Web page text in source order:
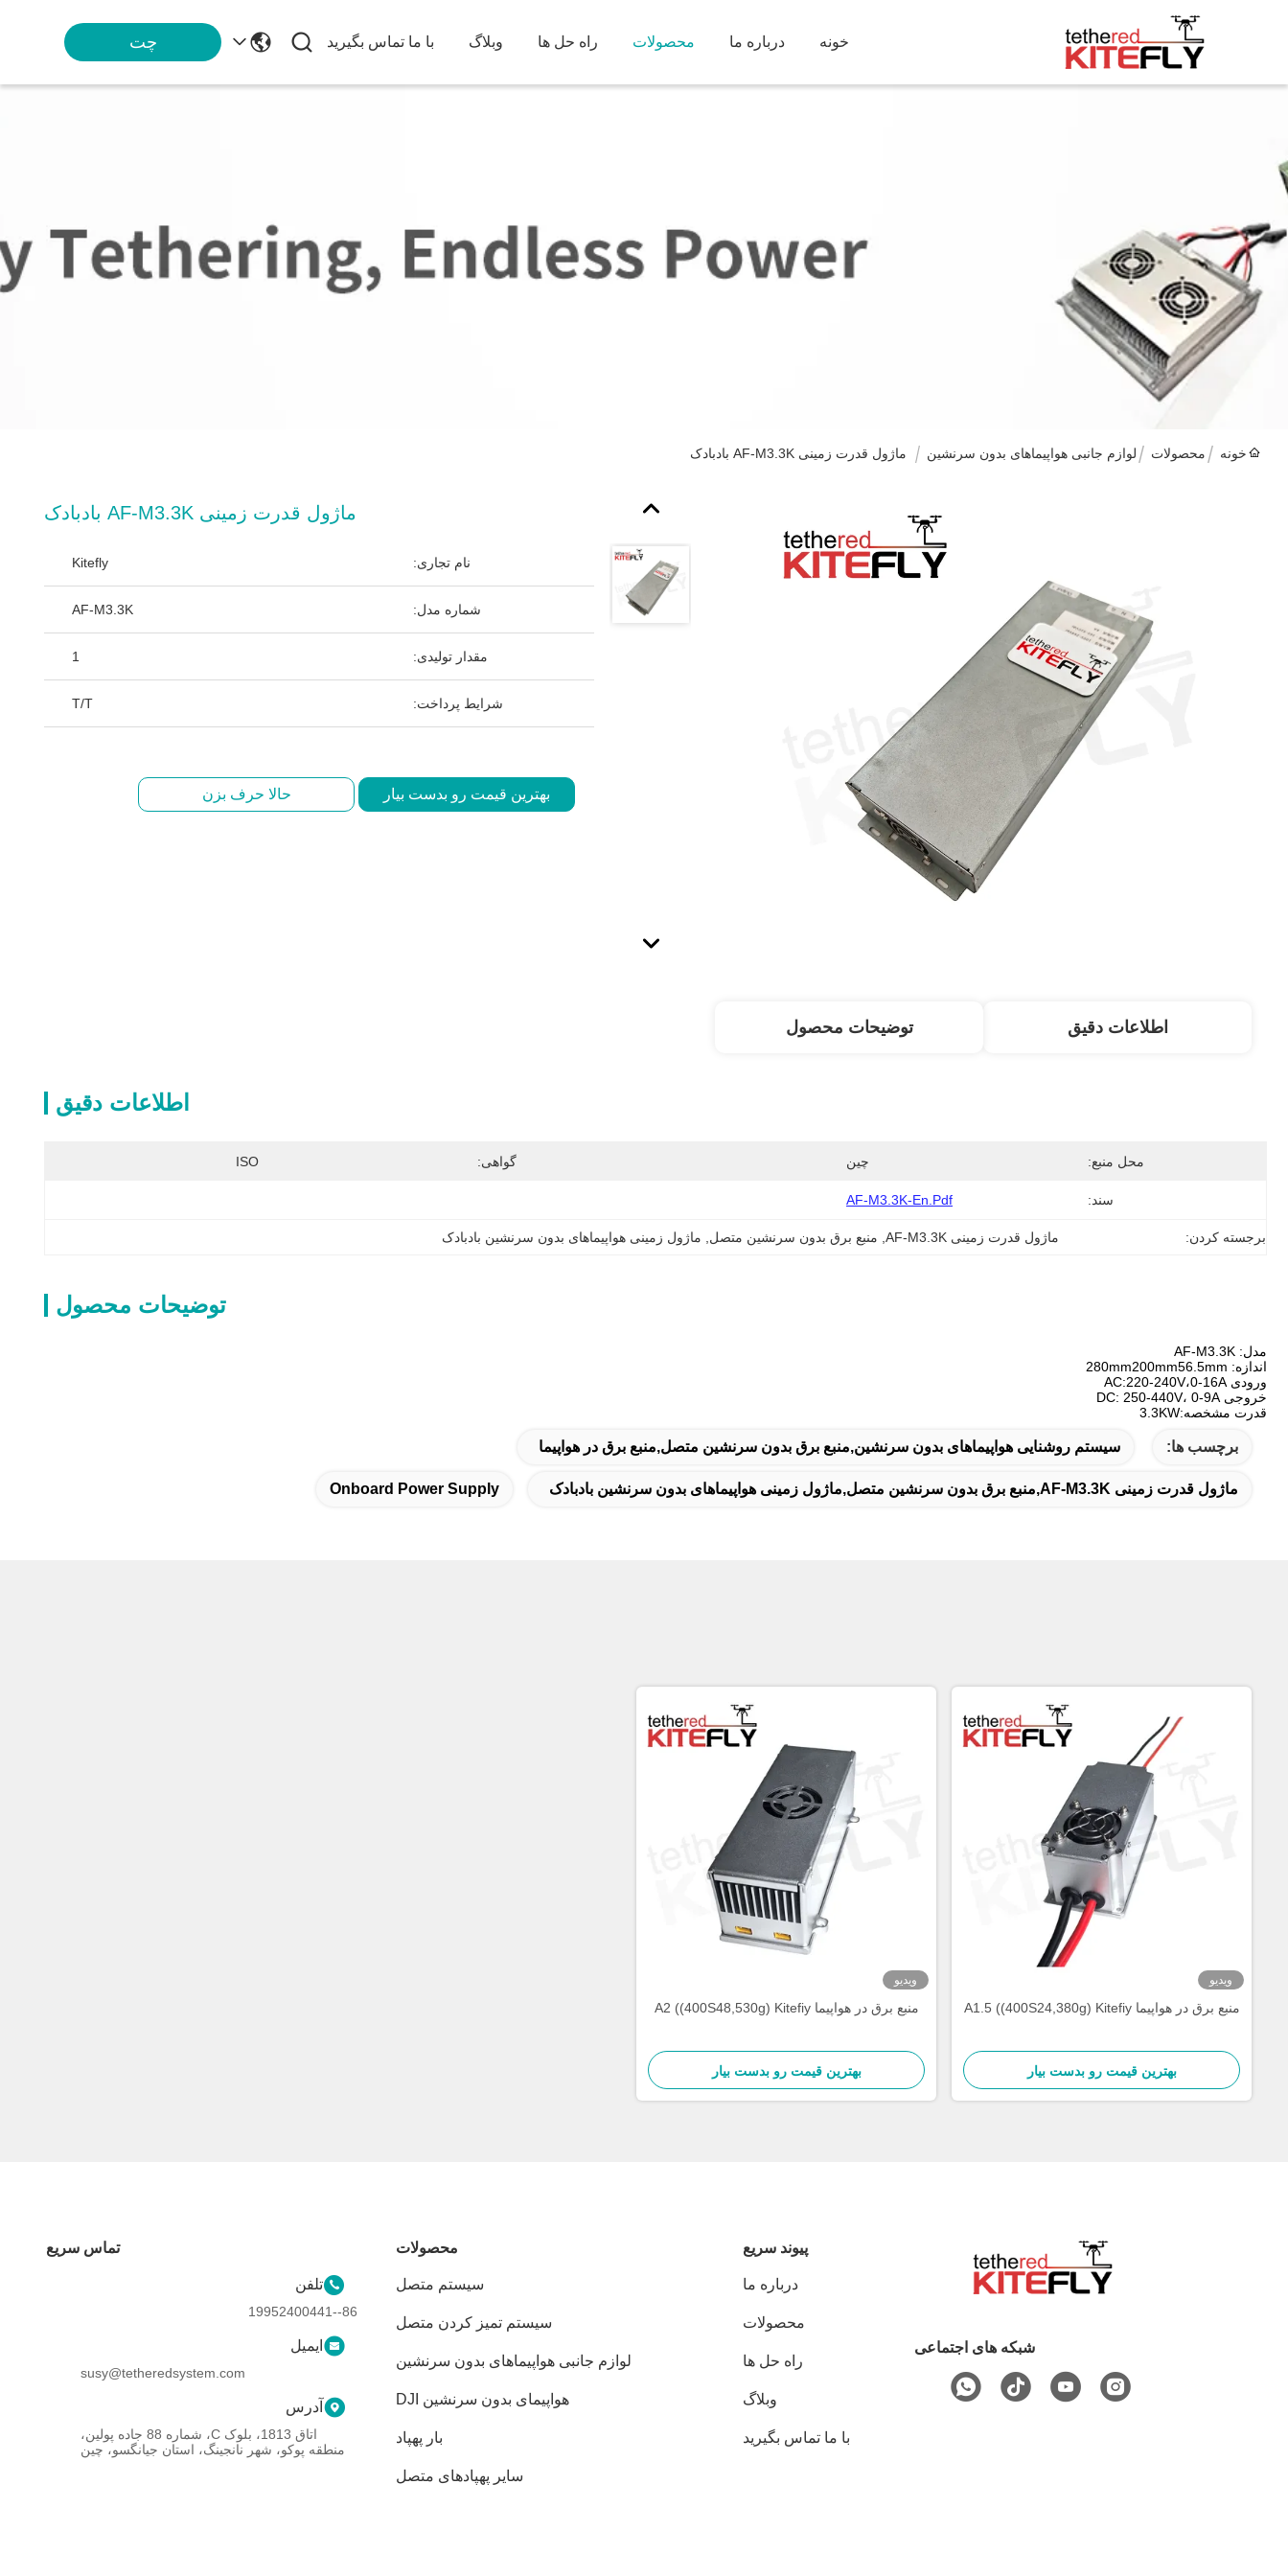
خونه درباره ما محصولات راه حل ها وبلاگ با ما تماس بگیرید چت
خونه محصولات لوازم جانبی هواپیماهای بدون سرنشین ماژول قدرت زمینی AF-M3.3K بادبادک
ماژول قدرت زمینی AF-M3.3K بادبادک
نام تجاری: Kitefly
شماره مدل: AF-M3.3K
مقدار تولیدی: 1
شرایط پرداخت: T/T
بهترین قیمت رو بدست بیار حالا حرف بزن
اطلاعات دقیق توضیحات محصول
اطلاعات دقیق
محل منبع: چین گواهی: ISO
سند: AF-M3.3K-En.pdf
برجسته کردن: ماژول قدرت زمینی AF-M3.3K منبع برق بدون سرنشین متصل ماژول زمینی هواپیماهای بدون سرنشین بادبادک
توضیحات محصول
مدل: AF-M3.3K
اندازه: 280mm200mm56.5mm
ورودی AC:220-240V،0-16A
خروجی DC: 250-440V، 0-9A
قدرت مشخصه:3.3KW
برچسب ها: سیستم روشنایی هواپیماهای بدون سرنشین,منبع برق بدون سرنشین متصل,منبع برق در هواپیما
ماژول قدرت زمینی AF-M3.3K,منبع برق بدون سرنشین متصل,ماژول زمینی هواپیماهای بدون سرنشین بادبادک Onboard Power Supply
ویدیو
منبع برق در هواپیما A1.5 ((400S24,380g) Kitefiy
بهترین قیمت رو بدست بیار
ویدیو
منبع برق در هواپیما A2 ((400S48,530g) Kitefiy
بهترین قیمت رو بدست بیار
شبکه های اجتماعی
پيوند سريع
درباره ما
محصولات
راه حل ها
وبلاگ
با ما تماس بگیرید
محصولات
سیستم متصل
سیستم تمیز کردن متصل
لوازم جانبی هواپیماهای بدون سرنشین
هواپیمای بدون سرنشین DJI
بار پهپاد
سایر پهپادهای متصل
تماس سریع
تلفن
86--19952400441
ایمیل
susy@tetheredsystem.com
آدرس
اتاق 1813، بلوک C، شماره 88 جاده پولین،
منطقه پوکو، شهر نانجینگ، استان جیانگسو، چین